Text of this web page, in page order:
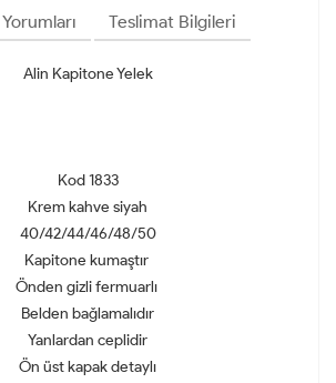
Teslimat Bilgileri
Alin Kapitone Yelek
Kod 1833
Krem kahve siyah
40/42/44/46/48/50
Kapitone kumaştır
Önden gizli fermuarlı
Belden bağlamalıdır
Yanlardan ceplidir
Ön üst kapak detaylı